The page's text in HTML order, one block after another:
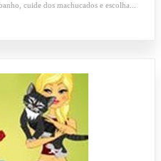
cuide dos machucados e escolha...